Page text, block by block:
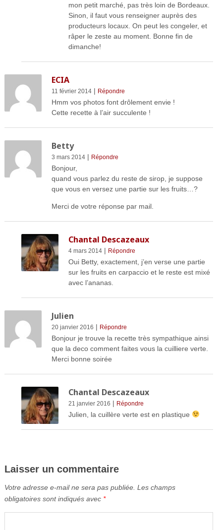
mon petit marché, pas très loin de Bordeaux.
Sinon, il faut vous renseigner auprès des
producteurs locaux. On peut les congeler, et
râper le zeste au moment. Bonne fin de
dimanche!
ECIA
11 février 2014| Répondre
Hmm vos photos font drôlement envie !
Cette recette à l’air succulente !
Betty
3 mars 2014| Répondre
Bonjour,
quand vous parlez du reste de sirop, je suppose
que vous en versez une partie sur les fruits…?
Merci de votre réponse par mail.
Chantal Descazeaux
4 mars 2014| Répondre
Oui Betty, exactement, j’en verse une partie
sur les fruits en carpaccio et le reste est mixé
avec l’ananas.
Julien
20 janvier 2016 | Répondre
Bonjour je trouve la recette très sympathique ainsi
que la deco comment faites vous la cuilliere verte.
Merci bonne soirée
Chantal Descazeaux
21 janvier 2016 | Répondre
Julien, la cuillère verte est en plastique
Laisser un commentaire
Votre adresse e-mail ne sera pas publiée. Les champs
obligatoires sont indiqués avec *